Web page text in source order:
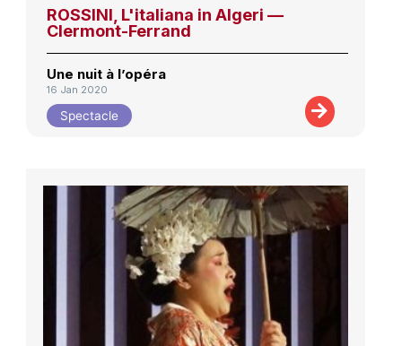
ROSSINI, L'italiana in Algeri —
Clermont-Ferrand
Une nuit à l’opéra
16 Jan 2020
Spectacle